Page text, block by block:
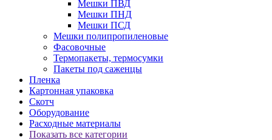
Мешки ПВД
Мешки ПНД
Мешки ПСД
Мешки полипропиленовые
Фасовочные
Термопакеты, термосумки
Пакеты под саженцы
Пленка
Картонная упаковка
Скотч
Оборудование
Расходные материалы
Показать все категории